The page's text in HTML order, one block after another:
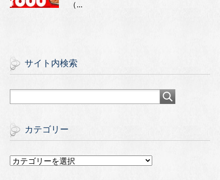
（...
サイト内検索
カテゴリー
カ